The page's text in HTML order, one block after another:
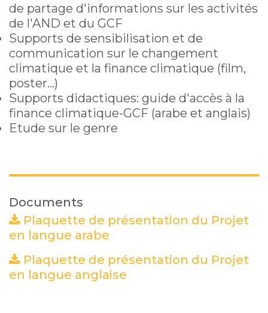
de partage d'informations sur les activités
de l'AND et du GCF
Supports de sensibilisation et de
communication sur le changement
climatique et la finance climatique (film,
poster…)
Supports didactiques: guide d'accès à la
finance climatique-GCF (arabe et anglais)
Etude sur le genre
Documents
Plaquette de présentation du Projet
en langue arabe
Plaquette de présentation du Projet
en langue anglaise